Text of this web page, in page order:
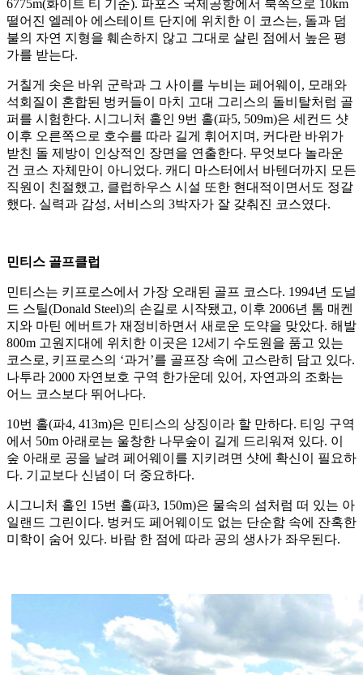
6775m(화이트 티 기준). 파포스 국제공항에서 북쪽으로 10km
떨어진 엘레아 에스테이트 단지에 위치한 이 코스는, 돌과 덤
불의 자연 지형을 훼손하지 않고 그대로 살린 점에서 높은 평
가를 받는다.
거칠게 솟은 바위 군락과 그 사이를 누비는 페어웨이, 모래와
석회질이 혼합된 벙커들이 마치 고대 그리스의 돌비탈처럼 골
퍼를 시험한다. 시그니처 홀인 9번 홀(파5, 509m)은 세컨드 샷
이후 오른쪽으로 호수를 따라 길게 휘어지며, 커다란 바위가
받친 돌 제방이 인상적인 장면을 연출한다. 무엇보다 놀라운
건 코스 자체만이 아니었다. 캐디 마스터에서 바텐더까지 모든
직원이 친절했고, 클럽하우스 시설 또한 현대적이면서도 정갈
했다. 실력과 감성, 서비스의 3박자가 잘 갖춰진 코스였다.
민티스 골프클럽
민티스는 키프로스에서 가장 오래된 골프 코스다. 1994년 도널
드 스틸(Donald Steel)의 손길로 시작됐고, 이후 2006년 톰 매켄
지와 마틴 에버트가 재정비하면서 새로운 도약을 맞았다. 해발
800m 고원지대에 위치한 이곳은 12세기 수도원을 품고 있는
코스로, 키프로스의 ‘과거’를 골프장 속에 고스란히 담고 있다.
나투라 2000 자연보호 구역 한가운데 있어, 자연과의 조화는
어느 코스보다 뛰어나다.
10번 홀(파4, 413m)은 민티스의 상징이라 할 만하다. 티잉 구역
에서 50m 아래로는 울창한 나무숲이 길게 드리워져 있다. 이
숲 아래로 공을 날려 페어웨이를 지키려면 샷에 확신이 필요하
다. 기교보다 신념이 더 중요하다.
시그니처 홀인 15번 홀(파3, 150m)은 물속의 섬처럼 떠 있는 아
일랜드 그린이다. 벙커도 페어웨이도 없는 단순함 속에 잔혹한
미학이 숨어 있다. 바람 한 점에 따라 공의 생사가 좌우된다.